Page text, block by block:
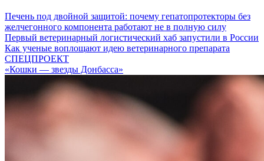
Печень под двойной защитой: почему гепатопротекторы без
желчегонного компонента работают не в полную силу
Первый ветеринарный логистический хаб запустили в России
Как ученые воплощают идею ветеринарного препарата
СПЕЦПРОЕКТ
«Кошки — звезды Донбасса»